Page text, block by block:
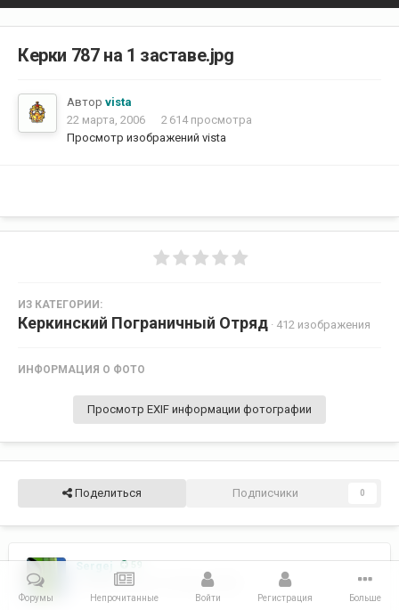
Керки 787 на 1 заставе.jpg
Автор vista
22 марта, 2006
2 614 просмотра
Просмотр изображений vista
ИЗ КАТЕГОРИИ:
Керкинский Пограничный Отряд · 412 изображения
ИНФОРМАЦИЯ О ФОТО
Просмотр EXIF информации фотографии
Поделиться Подписчики 0
59
Опубликовано 27 марта, 2006
Форумы Непрочитанные Войти Регистрация Больше